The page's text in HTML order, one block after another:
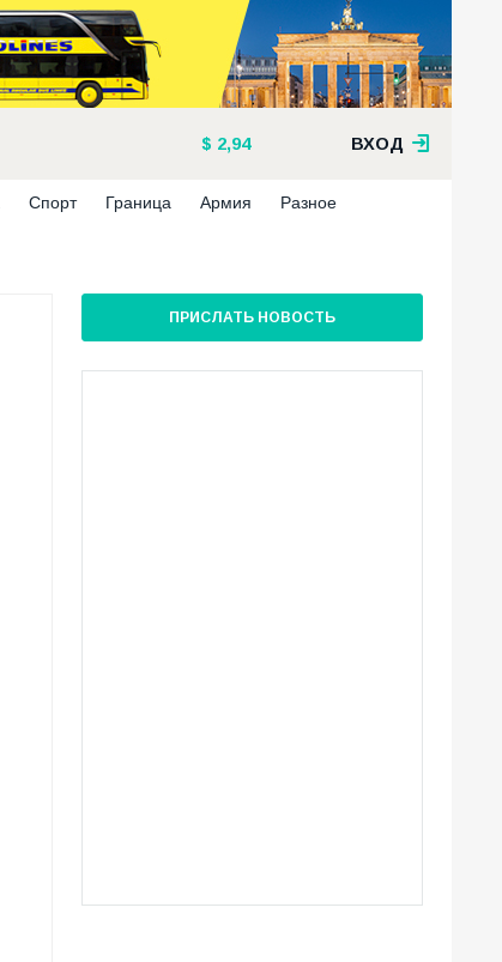
2,94 ВХОД
Спорт Граница Армия Разное
ПРИСЛАТЬ НОВОСТЬ